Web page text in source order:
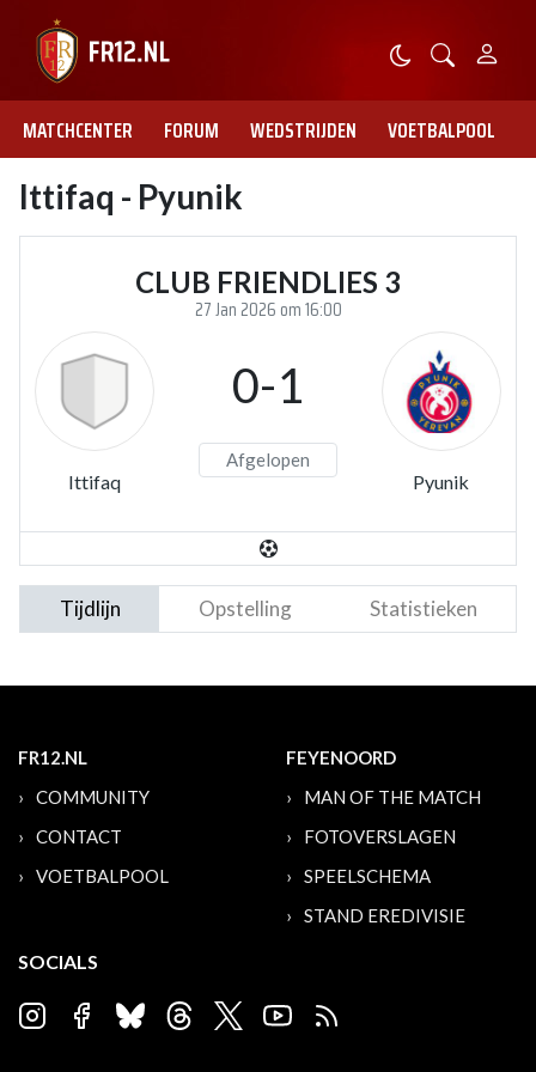
MATCHCENTER FORUM WEDSTRIJDEN VOETBALPOOL
Ittifaq - Pyunik
CLUB FRIENDLIES 3
27 Jan 2026 om 16:00
Ittifaq
0-1
Afgelopen
Pyunik
Tijdlijn Opstelling Statistieken
FR12.NL
COMMUNITY
CONTACT
VOETBALPOOL
FEYENOORD
MAN OF THE MATCH
FOTOVERSLAGEN
SPEELSCHEMA
STAND EREDIVISIE
SOCIALS